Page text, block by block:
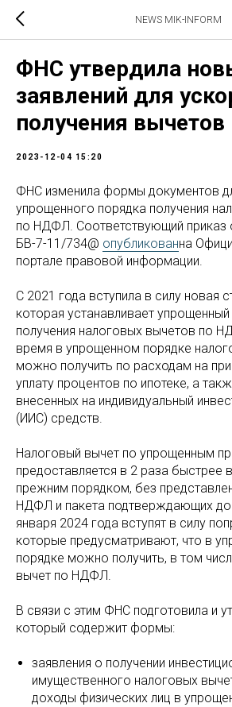
NEWS MIK-INFORM
ФНС утвердила
заявлений для
получения
2023-12-04 15:20
ФНС изменила формы документов
упрощенного порядка получения
по НДФЛ. Соответствующий приказ
БВ-7-11/734@ опубликованна
портале правовой информации.
С 2021 года вступила в силу новая
которая устанавливает
получения налоговых вычетов по
время в упрощенном порядке
можно получить по расходам на
уплату процентов по ипотеке, а
внесенных на индивидуальный
(ИИС) средств.
Налоговый вычет по упрощенным
предоставляется в 2 раза быстрее
прежним порядком, без
НДФЛ и пакета подтверждающих
января 2024 года вступят в силу
которые предусматривают, что в
порядке можно получить, в том
вычет по НДФЛ.
В связи с этим ФНС подготовила и
который содержит формы:
заявления о получении
имущественного налоговых
доходы физических лиц в